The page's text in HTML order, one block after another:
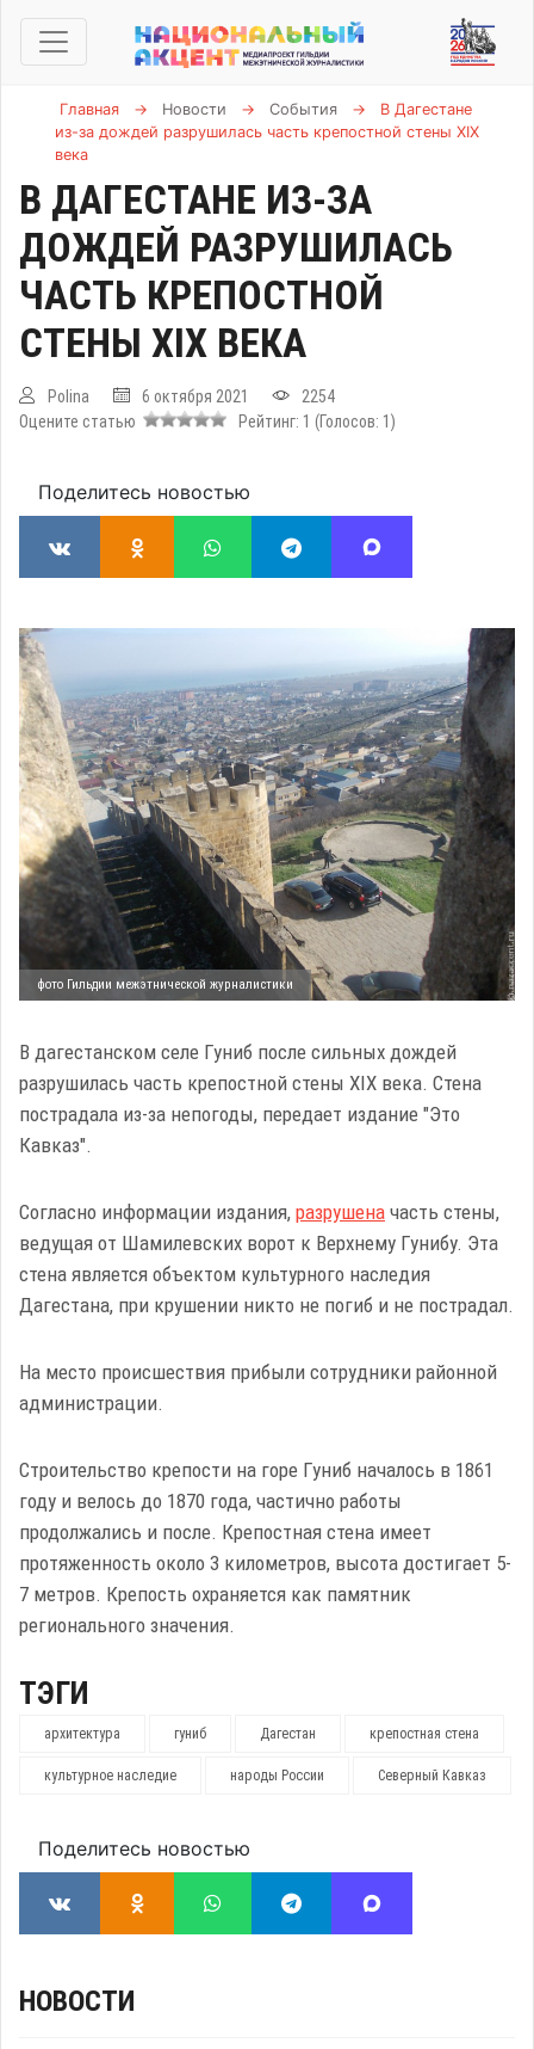
Главная → Новости → События →
В Дагестане
из-за дождей разрушилась часть крепостной стены XIX
века
В ДАГЕСТАНЕ ИЗ-ЗА
ДОЖДЕЙ РАЗРУШИЛАСЬ
ЧАСТЬ КРЕПОСТНОЙ
СТЕНЫ XIX ВЕКА
Polina 6 октября 2021
2254
Оцените статью
Рейтинг: 1 (Голосов: 1 )
Поделитесь новостью
фото Гильдии межэтнической журналистики
В дагестанском селе Гуниб после сильных дождей
разрушилась часть крепостной стены XIX века. Стена
пострадала из-за непогоды, передает издание "Это
Кавказ".
Согласно информации издания, разрушена часть стены,
ведущая от Шамилевских ворот к Верхнему Гунибу. Эта
стена является объектом культурного наследия
Дагестана, при крушении никто не погиб и не пострадал.
На место происшествия прибыли сотрудники районной
администрации.
Строительство крепости на горе Гуниб началось в 1861
году и велось до 1870 года, частично работы
продолжались и после. Крепостная стена имеет
протяженность около 3 километров, высота достигает 5-
7 метров. Крепость охраняется как памятник
регионального значения.
ТЭГИ
архитектура гуниб Дагестан крепостная стена
культурное наследие народы России Северный Кавказ
Поделитесь новостью
НОВОСТИ